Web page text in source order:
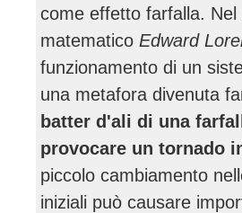
come effetto farfalla. Nel
matematico Edward
funzionamento di un
una metafora divenuta
batter d'ali di una
provocare un tornado
piccolo cambiamento
iniziali può causare